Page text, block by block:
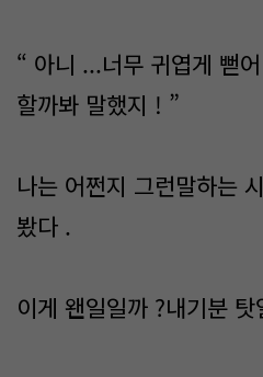
“ 아니 ...너무 귀엽게 뻗
할까봐 말했지 ! ”
나는 어쩐지 그런말하는
봤다 .
이게 왠일일까 ?내기분 탓